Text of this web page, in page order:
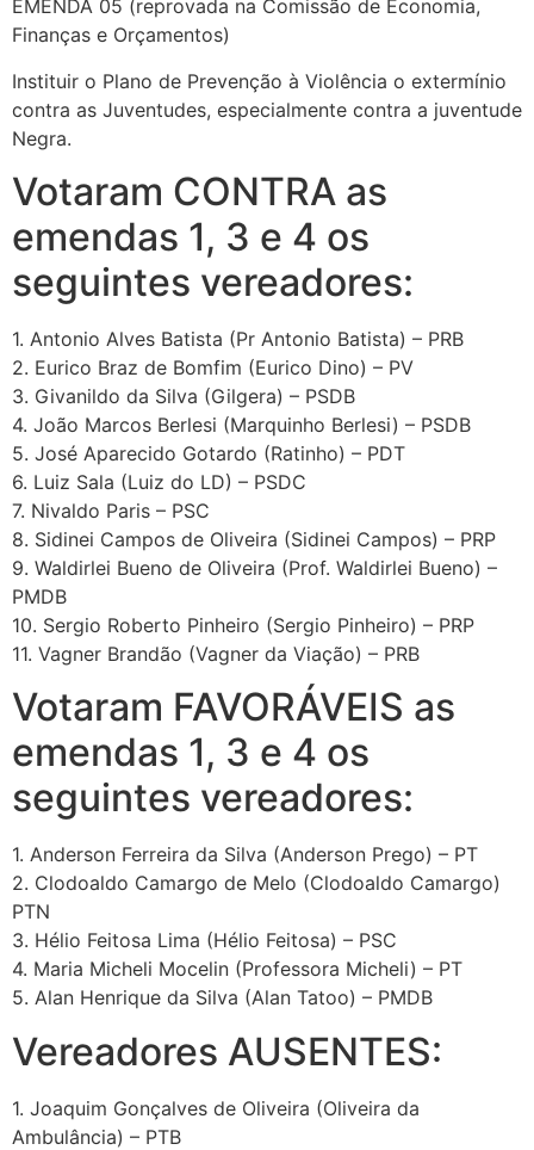
EMENDA 05 (reprovada na Comissão de Economia,
Finanças e Orçamentos)
Instituir o Plano de Prevenção à Violência o extermínio
contra as Juventudes, especialmente contra a juventude
Negra.
Votaram CONTRA as
emendas 1, 3 e 4 os
seguintes vereadores:
1. Antonio Alves Batista (Pr Antonio Batista) – PRB
2. Eurico Braz de Bomfim (Eurico Dino) – PV
3. Givanildo da Silva (Gilgera) – PSDB
4. João Marcos Berlesi (Marquinho Berlesi) – PSDB
5. José Aparecido Gotardo (Ratinho) – PDT
6. Luiz Sala (Luiz do LD) – PSDC
7. Nivaldo Paris – PSC
8. Sidinei Campos de Oliveira (Sidinei Campos) – PRP
9. Waldirlei Bueno de Oliveira (Prof. Waldirlei Bueno) –
PMDB
10. Sergio Roberto Pinheiro (Sergio Pinheiro) – PRP
11. Vagner Brandão (Vagner da Viação) – PRB
Votaram FAVORÁVEIS as
emendas 1, 3 e 4 os
seguintes vereadores:
1. Anderson Ferreira da Silva (Anderson Prego) – PT
2. Clodoaldo Camargo de Melo (Clodoaldo Camargo)
PTN
3. Hélio Feitosa Lima (Hélio Feitosa) – PSC
4. Maria Micheli Mocelin (Professora Micheli) – PT
5. Alan Henrique da Silva (Alan Tatoo) – PMDB
Vereadores AUSENTES:
1. Joaquim Gonçalves de Oliveira (Oliveira da
Ambulância) – PTB